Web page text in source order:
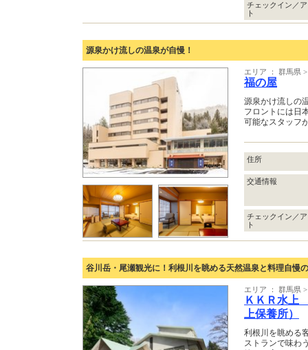
チェックイン／
ト
源泉かけ流しの温泉が自慢！
エリア ： 群馬県
福の屋
源泉かけ流しの
フロントには日
可能なスタッフ
住所
交通情報
チェックイン／
ト
谷川岳・尾瀬観光に！利根川を眺める天然温泉と料理自慢
エリア ： 群馬県
ＫＫＲ水上
上保養所）
利根川を眺める
ストランで味わ